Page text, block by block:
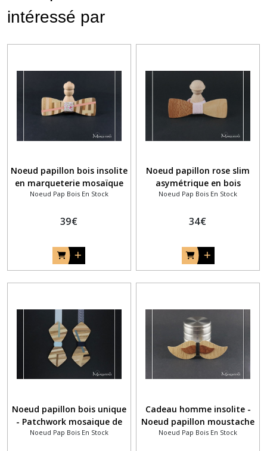
intéressé par
Noeud papillon bois insolite
en marqueterie mosaïque
de bois et tissu liberty
Noeud Pap Bois En Stock
39€
Noeud papillon rose slim
asymétrique en bois
Noeud Pap Bois En Stock
34€
Noeud papillon bois unique
- Patchwork mosaique de
bois pour témoins assortis
Noeud Pap Bois En Stock
Cadeau homme insolite -
Noeud papillon moustache
bicolore en bois
Noeud Pap Bois En Stock